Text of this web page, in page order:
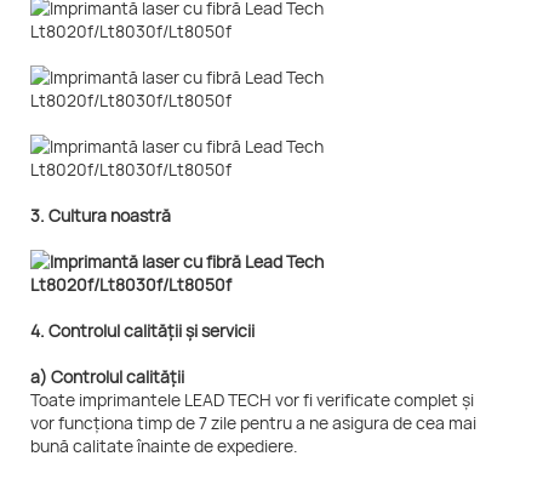
3. Cultura noastră
4. Controlul calității și servicii
a) Controlul calității
Toate imprimantele LEAD TECH vor fi verificate complet și
vor funcționa timp de 7 zile pentru a ne asigura de cea mai
bună calitate înainte de expediere.